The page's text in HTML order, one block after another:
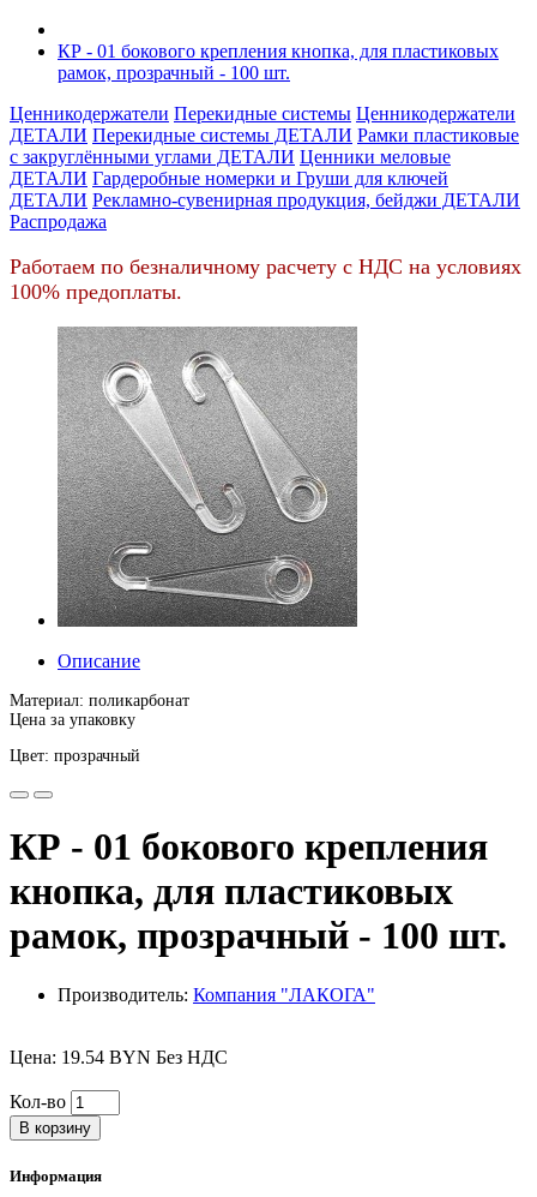
КР - 01 бокового крепления кнопка, для пластиковых
рамок, прозрачный - 100 шт.
Ценникодержатели Перекидные системы Ценникодержатели
ДЕТАЛИ Перекидные системы ДЕТАЛИ Рамки пластиковые
c закруглёнными углами ДЕТАЛИ Ценники меловые
ДЕТАЛИ Гардеробные номерки и Груши для ключей
ДЕТАЛИ Рекламно-сувенирная продукция, бейджи ДЕТАЛИ
Распродажа
Работаем по безналичному расчету с НДС на условиях
100% предоплаты.
Описание
Материал: поликарбонат
Цена за упаковку
Цвет: прозрачный
КР - 01 бокового крепления
кнопка, для пластиковых
рамок, прозрачный - 100 шт.
Производитель: Компания "ЛАКОГА"
Цена: 19.54 BYN Без НДС
Кол-во
В корзину
Информация